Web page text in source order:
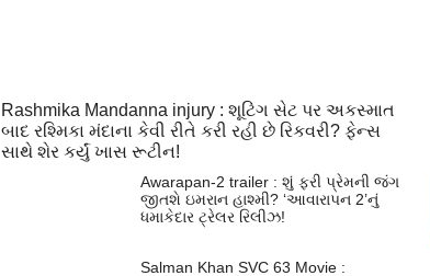
Rashmika Mandanna injury : શૂટિંગ સેટ પર અકસ્માત
બાદ રશ્મિકા મંદાના કેવી રીતે કરી રહી છે રિકવરી? ફેન્સ
સાથે શેર કર્યું ખાસ રૂટીન!
Awarapan-2 trailer : શું ફરી પ્રેમની જંગ
જીતશે ઇમરાન હાશ્મી? ‘આવારાપન 2’નું
ધમાકેદાર ટ્રેલર રિલીઝ!
Salman Khan SVC 63 Movie :